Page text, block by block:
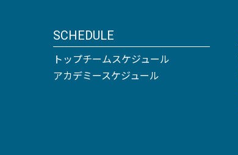
SCHEDULE
トップチームスケジュール
アカデミースケジュール